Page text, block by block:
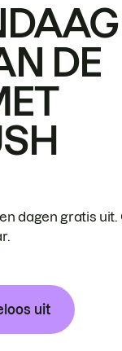
DE
dagen gratis uit.
uit